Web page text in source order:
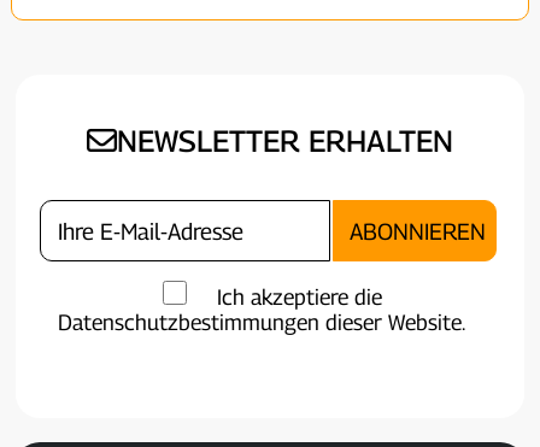
NEWSLETTER ERHALTEN
Ich akzeptiere die
Datenschutzbestimmungen dieser Website.